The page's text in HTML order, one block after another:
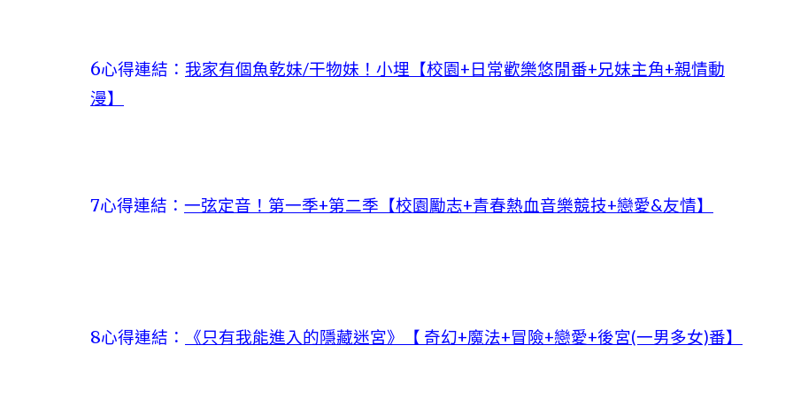
6心得連結： 我家有個魚乾妹/干物妹！小埋【校園+日常歡樂悠閒番+兄妹主角+親情動
漫】
7心得連結： 一弦定音！第一季+第二季【校園勵志+青春熱血音樂競技+戀愛&友情】
8心得連結： 《只有我能進入的隱藏迷宮》【 奇幻+魔法+冒險+戀愛+後宮(一男多女)番】